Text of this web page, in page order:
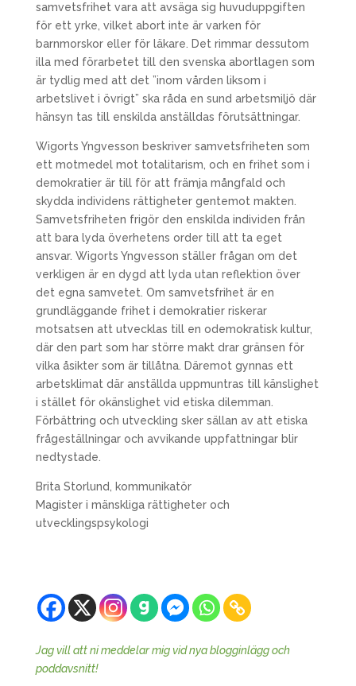
samvetsfrihet vara att avsäga sig huvuduppgiften
för ett yrke, vilket abort inte är varken för
barnmorskor eller för läkare. Det rimmar dessutom
illa med förarbetet till den svenska abortlagen som
är tydlig med att det ”inom vården liksom i
arbetslivet i övrigt” ska råda en sund arbetsmiljö där
hänsyn tas till enskilda anställdas förutsättningar.
Wigorts Yngvesson beskriver samvetsfriheten som
ett motmedel mot totalitarism, och en frihet som i
demokratier är till för att främja mångfald och
skydda individens rättigheter gentemot makten.
Samvetsfriheten frigör den enskilda individen från
att bara lyda överhetens order till att ta eget
ansvar. Wigorts Yngvesson ställer frågan om det
verkligen är en dygd att lyda utan reflektion över
det egna samvetet. Om samvetsfrihet är en
grundläggande frihet i demokratier riskerar
motsatsen att utvecklas till en odemokratisk kultur,
där den part som har större makt drar gränsen för
vilka åsikter som är tillåtna. Däremot gynnas ett
arbetsklimat där anställda uppmuntras till känslighet
i stället för okänslighet vid etiska dilemman.
Förbättring och utveckling sker sällan av att etiska
frågeställningar och avvikande uppfattningar blir
nedtystade.
Brita Storlund, kommunikatör
Magister i mänskliga rättigheter och
utvecklingspsykologi
Jag vill att ni meddelar mig vid nya blogginlägg och
poddavsnitt!